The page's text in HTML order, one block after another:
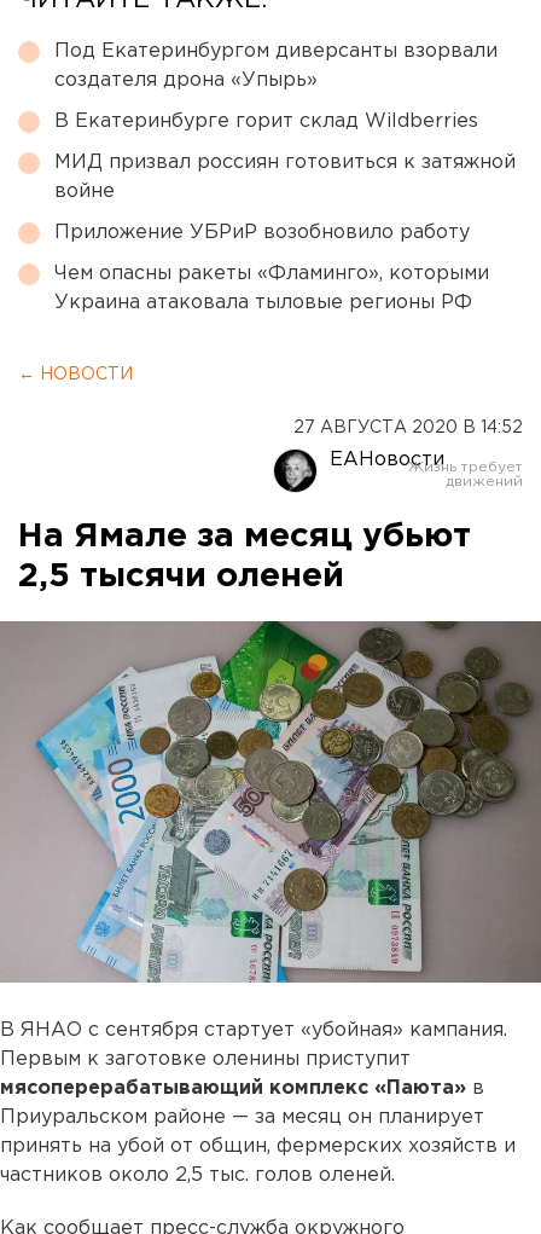
Под Екатеринбургом диверсанты взорвали
создателя дрона «Упырь»
В Екатеринбурге горит склад Wildberries
МИД призвал россиян готовиться к затяжной
войне
Приложение УБРиР возобновило работу
Чем опасны ракеты «Фламинго», которыми
Украина атаковала тыловые регионы РФ
← НОВОСТИ
27 АВГУСТА 2020 В 14:52
ЕАНовости
На Ямале за месяц убьют
2,5 тысячи оленей
В ЯНАО с сентября стартует «убойная» кампания.
Первым к заготовке оленины приступит
мясоперерабатывающий комплекс «Паюта» в
Приуральском районе — за месяц он планирует
принять на убой от общин, фермерских хозяйств и
частников около 2,5 тыс. голов оленей.
Как сообщает пресс-служба окружного